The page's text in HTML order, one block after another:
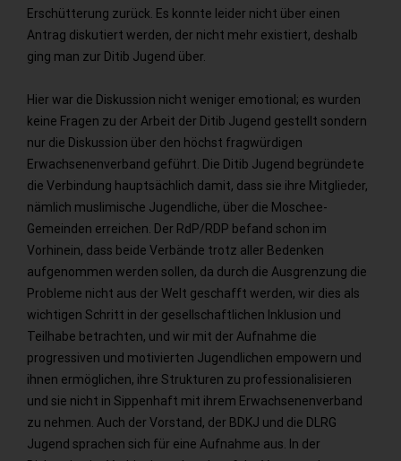
Erschütterung zurück. Es konnte leider nicht über einen
Antrag diskutiert werden, der nicht mehr existiert, deshalb
ging man zur Ditib Jugend über.
Hier war die Diskussion nicht weniger emotional; es wurden
keine Fragen zu der Arbeit der Ditib Jugend gestellt sondern
nur die Diskussion über den höchst fragwürdigen
Erwachsenenverband geführt. Die Ditib Jugend begründete
die Verbindung hauptsächlich damit, dass sie ihre Mitglieder,
nämlich muslimische Jugendliche, über die Moschee-
Gemeinden erreichen. Der RdP/RDP befand schon im
Vorhinein, dass beide Verbände trotz aller Bedenken
aufgenommen werden sollen, da durch die Ausgrenzung die
Probleme nicht aus der Welt geschafft werden, wir dies als
wichtigen Schritt in der gesellschaftlichen Inklusion und
Teilhabe betrachten, und wir mit der Aufnahme die
progressiven und motivierten Jugendlichen empowern und
ihnen ermöglichen, ihre Strukturen zu professionalisieren
und sie nicht in Sippenhaft mit ihrem Erwachsenenverband
zu nehmen. Auch der Vorstand, der BDKJ und die DLRG
Jugend sprachen sich für eine Aufnahme aus. In der